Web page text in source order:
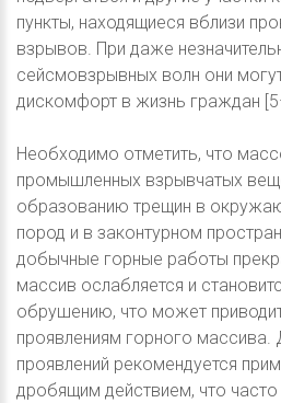
пункты, находящиеся вблизи
взрывов. При даже
сейсмовзрывных волн они
дискомфорт в жизнь граждан
Необходимо отметить, что
промышленных взрывчатых
образованию трещин в
пород и в законтурном
добычные горные работы
массив ослабляется и
обрушению, что может
проявлениям горного массива.
проявлений рекомендуется
дробящим действием, что